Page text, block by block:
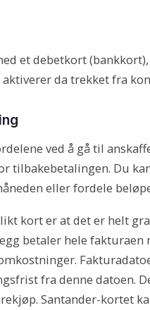
et debetkort
da trekket fra
ved å gå til
tilbakebetalingen. Du
eller fordele
kort er at det er helt
betaler hele fakturaen
fra denne datoen.
Santander-kortet